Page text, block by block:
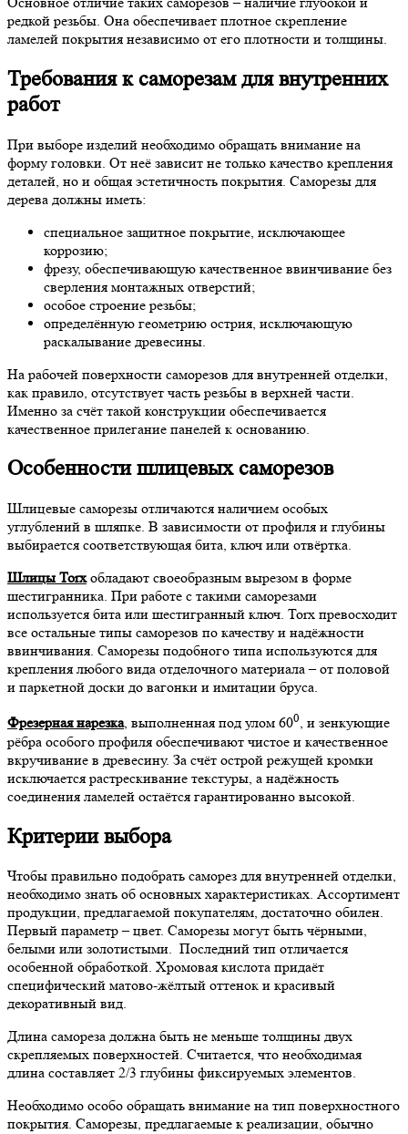
редкой резьбы. Она обеспечивает плотное скрепление
ламелей покрытия независимо от его плотности и толщины.
Требования к саморезам для внутренних
работ
При выборе изделий необходимо обращать внимание на
форму головки. От неё зависит не только качество крепления
деталей, но и общая эстетичность покрытия. Саморезы для
дерева должны иметь:
специальное защитное покрытие, исключающее
коррозию;
фрезу, обеспечивающую качественное ввинчивание без
сверления монтажных отверстий;
особое строение резьбы;
определённую геометрию острия, исключающую
раскалывание древесины.
На рабочей поверхности саморезов для внутренней отделки,
как правило, отсутствует часть резьбы в верхней части.
Именно за счёт такой конструкции обеспечивается
качественное прилегание панелей к основанию.
Особенности шлицевых саморезов
Шлицевые саморезы отличаются наличием особых
углублений в шляпке. В зависимости от профиля и глубины
выбирается соответствующая бита, ключ или отвёртка.
Шлицы Torxобладают своеобразным вырезом в форме
шестигранника. При работе с такими саморезами
используется бита или шестигранный ключ. Torx превосходит
все остальные типы саморезов по качеству и надёжности
ввинчивания. Саморезы подобного типа используются для
крепления любого вида отделочного материала – от половой
и паркетной доски до вагонки и имитации бруса.
Фрезерная нарезка, выполненная под улом 600, и зенкующие
рёбра особого профиля обеспечивают чистое и качественное
вкручивание в древесину. За счёт острой режущей кромки
исключается растрескивание текстуры, а надёжность
соединения ламелей остаётся гарантированно высокой.
Критерии выбора
Чтобы правильно подобрать саморез для внутренней отделки,
необходимо знать об основных характеристиках. Ассортимент
продукции, предлагаемой покупателям, достаточно обилен.
Первый параметр – цвет. Саморезы могут быть чёрными,
белыми или золотистыми. Последний тип отличается
особенной обработкой. Хромовая кислота придаёт
специфический матово-жёлтый оттенок и красивый
декоративный вид.
Длина самореза должна быть не меньше толщины двух
скрепляемых поверхностей. Считается, что необходимая
длина составляет 2/3 глубины фиксируемых элементов.
Необходимо особо обращать внимание на тип поверхностного
покрытия. Саморезы, предлагаемые к реализации, обычно